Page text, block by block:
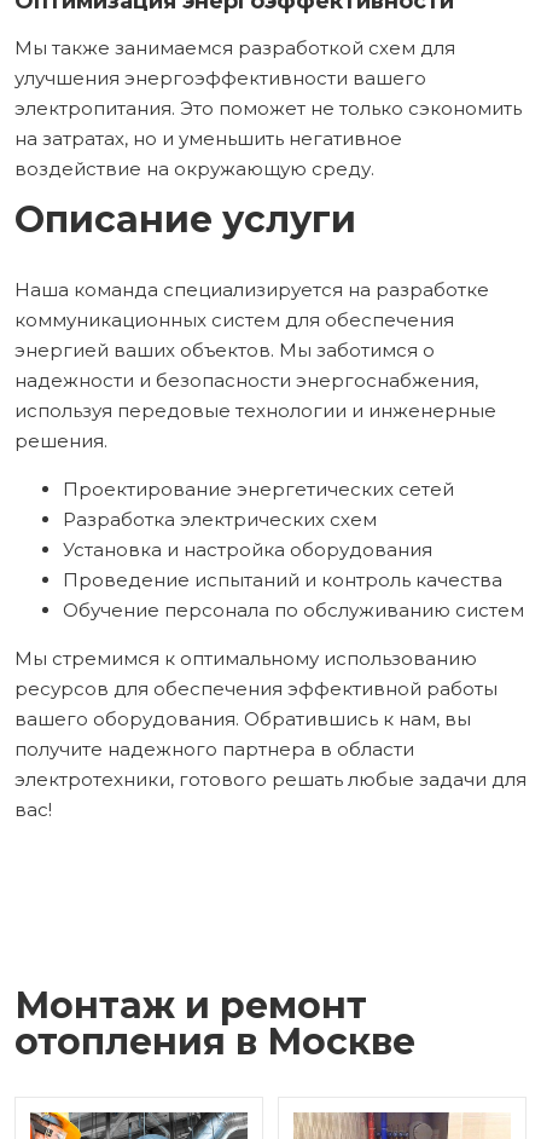
Мы также занимаемся разработкой схем для
улучшения энергоэффективности вашего
электропитания. Это поможет не только сэкономить
на затратах, но и уменьшить негативное
воздействие на окружающую среду.
Описание услуги
Наша команда специализируется на разработке
коммуникационных систем для обеспечения
энергией ваших объектов. Мы заботимся о
надежности и безопасности энергоснабжения,
используя передовые технологии и инженерные
решения.
Проектирование энергетических сетей
Разработка электрических схем
Установка и настройка оборудования
Проведение испытаний и контроль качества
Обучение персонала по обслуживанию систем
Мы стремимся к оптимальному использованию
ресурсов для обеспечения эффективной работы
вашего оборудования. Обратившись к нам, вы
получите надежного партнера в области
электротехники, готового решать любые задачи для
вас!
Монтаж и ремонт
отопления в Москве